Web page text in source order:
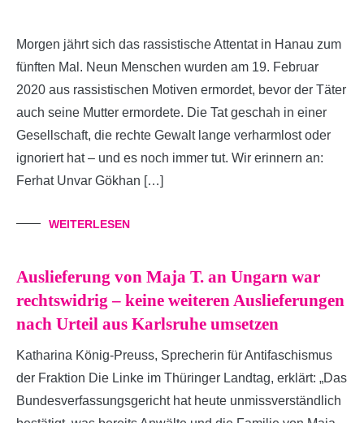
Morgen jährt sich das rassistische Attentat in Hanau zum
fünften Mal. Neun Menschen wurden am 19. Februar
2020 aus rassistischen Motiven ermordet, bevor der Täter
auch seine Mutter ermordete. Die Tat geschah in einer
Gesellschaft, die rechte Gewalt lange verharmlost oder
ignoriert hat – und es noch immer tut. Wir erinnern an:
Ferhat Unvar Gökhan […]
WEITERLESEN
Auslieferung von Maja T. an Ungarn war
rechtswidrig – keine weiteren Auslieferungen
nach Urteil aus Karlsruhe umsetzen
Katharina König-Preuss, Sprecherin für Antifaschismus
der Fraktion Die Linke im Thüringer Landtag, erklärt: „Das
Bundesverfassungsgericht hat heute unmissverständlich